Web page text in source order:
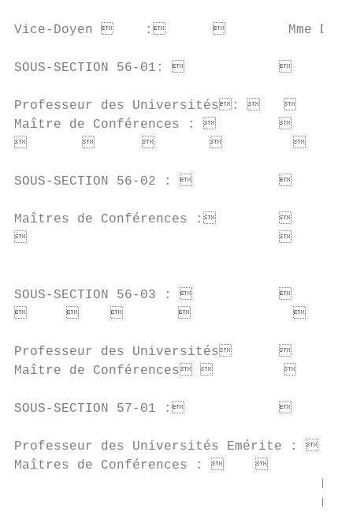
Vice-Doyen     :              Mme
SOUS-SECTION 56-01:             
Professeur des Universités:          M.
Maître de Conférences :               M.
                             
SOUS-SECTION 56-02 :            
Maîtres de Conférences :              M.
                                      M. Laurent
SOUS-SECTION 56-03 :            
                                   ECONOMIE
Professeur des Universités            M.
Maître de Conférences                M.
SOUS-SECTION 57-01 :            
Professeur des Universités Emérite :  M.
Maîtres de Conférences :             M.
M.
M.